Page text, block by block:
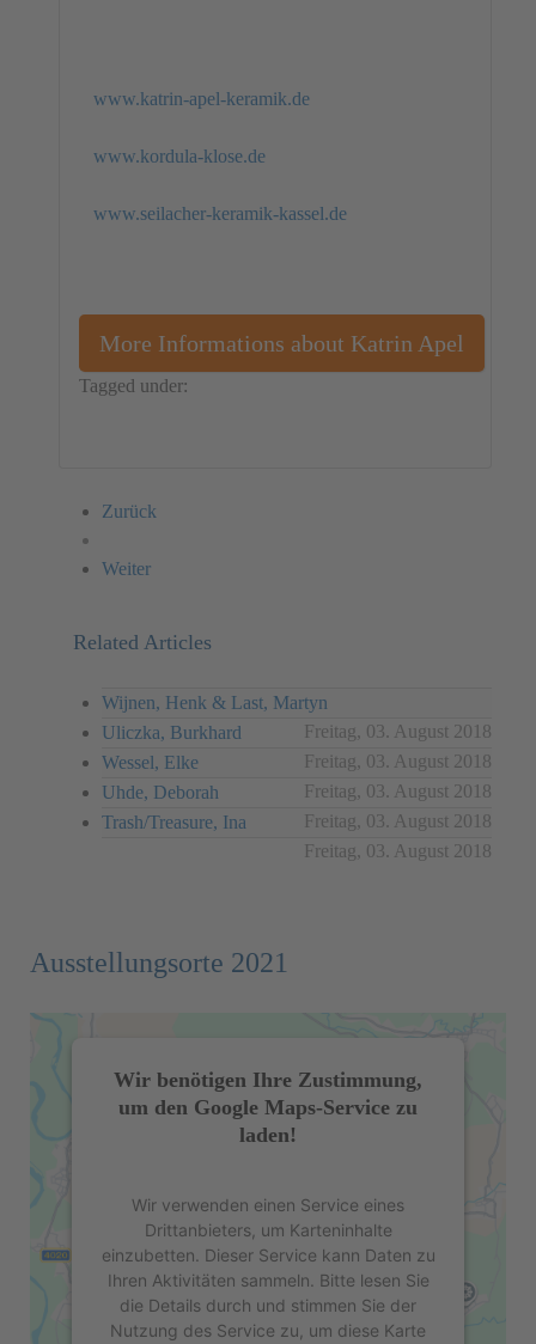
www.katrin-apel-keramik.de
www.kordula-klose.de
www.seilacher-keramik-kassel.de
More Informations about Katrin Apel
Tagged under:
Zurück
Weiter
Related Articles
Wijnen, Henk & Last, Martyn
Freitag, 03. August 2018
Uliczka, Burkhard
Freitag, 03. August 2018
Wessel, Elke
Freitag, 03. August 2018
Uhde, Deborah
Freitag, 03. August 2018
Trash/Treasure, Ina
Freitag, 03. August 2018
Ausstellungsorte 2021
Wir benötigen Ihre Zustimmung,
um den Google Maps-Service zu
laden!
Wir verwenden einen Service eines
Drittanbieters, um Karteninhalte
einzubetten. Dieser Service kann Daten zu
Ihren Aktivitäten sammeln. Bitte lesen Sie
die Details durch und stimmen Sie der
Nutzung des Service zu, um diese Karte